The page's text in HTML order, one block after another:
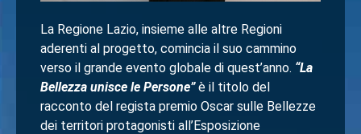
La Regione Lazio, insieme alle altre Regioni
aderenti al progetto, comincia il suo cammino
verso il grande evento globale di quest’anno. “La
Bellezza unisce le Persone”è il titolo del
racconto del regista premio Oscar sulle Bellezze
dei territori protagonisti all’Esposizione